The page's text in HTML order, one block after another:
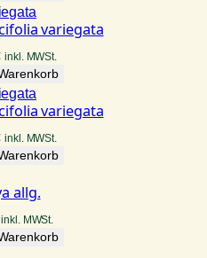
variegata
inkl. MWSt.
variegata
inkl. MWSt.
allg.
inkl. MWSt.